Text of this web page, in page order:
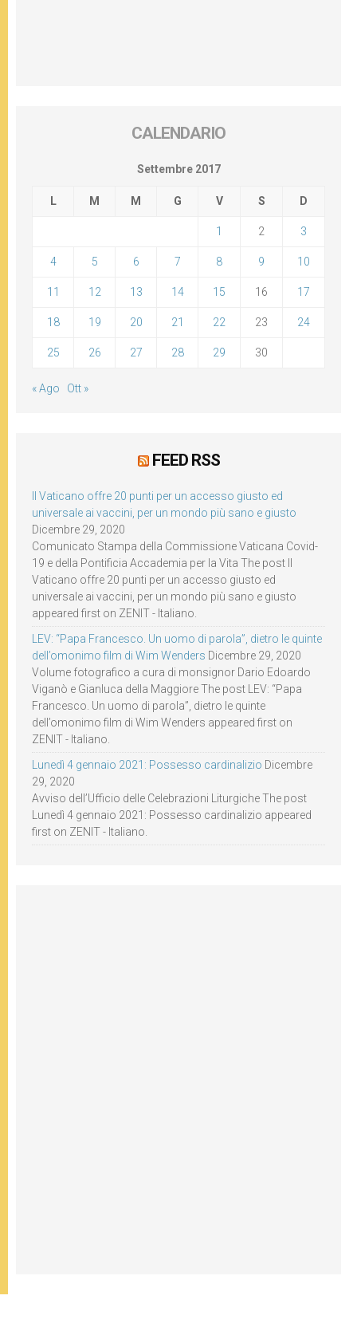
CALENDARIO
Settembre 2017
L M M G V S D
1 2 3
4 5 6 7 8 9 10
11 12 13 14 15 16 17
18 19 20 21 22 23 24
25 26 27 28 29 30
« Ago Ott »
FEED RSS
Il Vaticano offre 20 punti per un accesso giusto ed
universale ai vaccini, per un mondo più sano e giusto
Dicembre 29, 2020
Comunicato Stampa della Commissione Vaticana Covid-
19 e della Pontificia Accademia per la Vita The post Il
Vaticano offre 20 punti per un accesso giusto ed
universale ai vaccini, per un mondo più sano e giusto
appeared first on ZENIT - Italiano.
LEV: “Papa Francesco. Un uomo di parola”, dietro le quinte
dell’omonimo film di Wim Wenders Dicembre 29, 2020
Volume fotografico a cura di monsignor Dario Edoardo
Viganò e Gianluca della Maggiore The post LEV: “Papa
Francesco. Un uomo di parola”, dietro le quinte
dell’omonimo film di Wim Wenders appeared first on
ZENIT - Italiano.
Lunedì 4 gennaio 2021: Possesso cardinalizio Dicembre
29, 2020
Avviso dell’Ufficio delle Celebrazioni Liturgiche The post
Lunedì 4 gennaio 2021: Possesso cardinalizio appeared
first on ZENIT - Italiano.